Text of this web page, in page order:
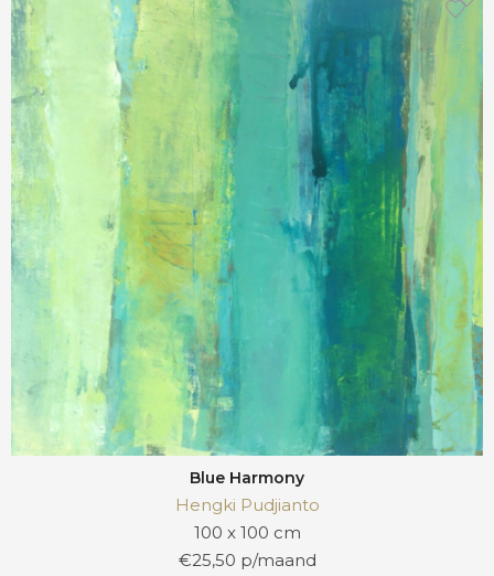
Blue Harmony
Hengki Pudjianto
100 x 100 cm
€25,50 p/maand